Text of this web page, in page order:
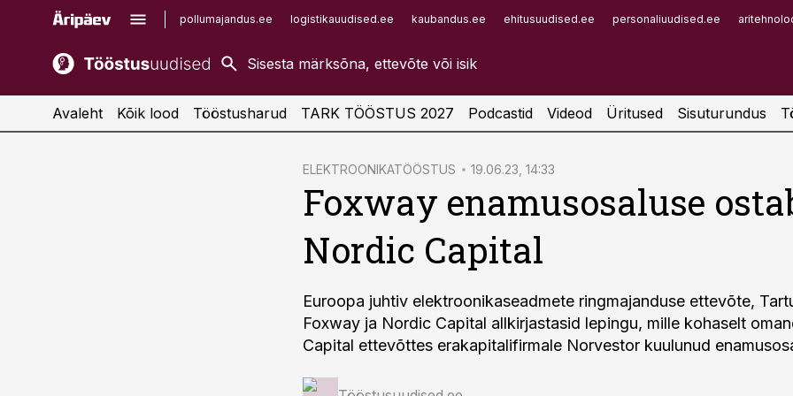
pollumajandus.ee logistikauudised.ee kaubandus.ee ehitusuudised.ee personaliuudised.ee
kaubandus.ee
kinnisvarauudised.ee
imelineajalugu.ee
Infopank
Avaleht Kõik lood Tööstusharud TARK TÖÖSTUS 2027 Podcastid Videod Üritused Sisuturundus
ELEKTROONIKATÖÖSTUS 19.06.23, 14:33
Foxway enamusosaluse
Nordic Capital
Euroopa juhtiv elektroonikaseadmete ringmajanduse ettevõte,
Foxway ja Nordic Capital allkirjastasid lepingu, mille kohaselt
Capital ettevõttes erakapitalifirmale Norvestor kuulunud